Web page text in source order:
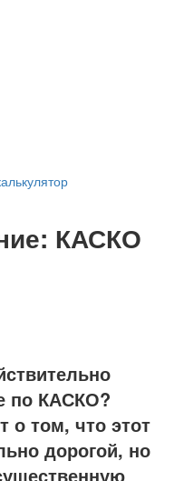
КАСКО
по КАСКО?
о том, что этот
дорогой, но